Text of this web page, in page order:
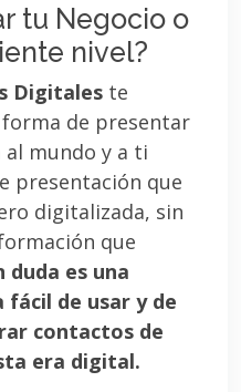
tu Negocio o
nivel?
Digitales te
de presentar
mundo y a ti
presentación que
digitalizada, sin
que
duda es una
de usar y de
contactos de
era digital.